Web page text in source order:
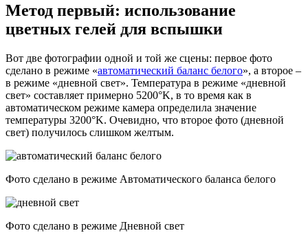
Метод первый: использование
цветных гелей для вспышки
Вот две фотографии одной и той же сцены: первое фото
сделано в режиме «автоматический баланс белого», а второе –
в режиме «дневной свет». Температура в режиме «дневной
свет» составляет примерно 5200°K, в то время как в
автоматическом режиме камера определила значение
температуры 3200°K. Очевидно, что второе фото (дневной
свет) получилось слишком желтым.
Фото сделано в режиме Автоматического баланса белого
Фото сделано в режиме Дневной свет